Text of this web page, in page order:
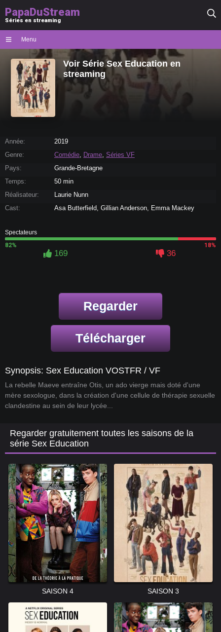
PapaDuStream
Séries en streaming
Menu
Voir Série Sex Education en
streaming
Année:
2019
Genre:
Comédie, Drame, Séries VF
Pays:
Grande-Bretagne
Temps:
50 min
Réalisateur:
Laurie Nunn
Cast:
Asa Butterfield, Gillian Anderson, Emma Mackey
Spectateurs
82%
18%
169 36
Regarder
Télécharger
Synopsis: Sex Education VOSTFR / VF
La rebelle Maeve entraîne Otis, un ado vierge mais doté d'une
mère sexologue, dans la création d'une cellule de thérapie sexuelle
clandestine au sein de leur lycée...
Regarder gratuitement toutes les saisons de la
série Sex Education
SAISON 4 SAISON 3